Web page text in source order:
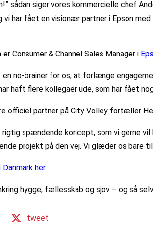
sådan siger vores kommercielle chef
vi har fået en visionær partner i Epson
er Consumer & Channel Sales Manager i
no-brainer for os, at forlænge
haft flere kollegaer ude, som har fået
officiel partner på City Volley fortæller
rigtig spændende koncept, som vi gerne
projekt på den vej. Vi glæder os bare
her.
hygge, fællesskab og sjov – og så
tweet